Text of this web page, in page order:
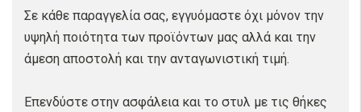
Σε κάθε παραγγελία σας, εγγυόμαστε όχι μόνον την
υψηλή ποιότητα των προϊόντων μας αλλά και την
άμεση αποστολή και την ανταγωνιστική τιμή.
Επενδύστε στην ασφάλεια και το στυλ με τις θήκες